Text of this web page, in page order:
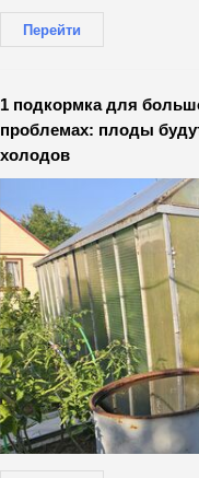
Перейти
1 подкормка для
проблемах: плоды
холодов